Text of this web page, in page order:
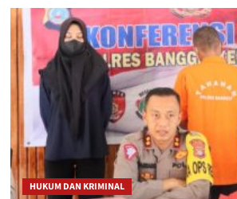
Pelaku
Curanmor
Dibekuk
Polisi
di
Tompudau
HUKUM DAN KRIMINAL